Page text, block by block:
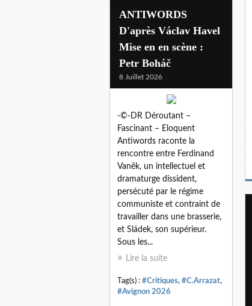
ANTIWORDS
D'après Václav Havel
Mise en en scène :
Petr Boháč
8 Juillet 2026
-©-DR Déroutant –
Fascinant – Eloquent
Antiwords raconte la
rencontre entre Ferdinand
Vaněk, un intellectuel et
dramaturge dissident,
persécuté par le régime
communiste et contraint de
travailler dans une brasserie,
et Sládek, son supérieur.
Sous les...
Lire la suite
Tag(s) : #Critiques, #C.Arrazat,
#Avignon 2026